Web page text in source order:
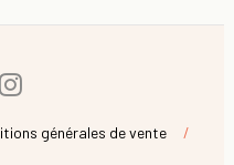
générales de vente